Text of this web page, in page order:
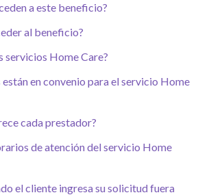
a este beneficio?
al beneficio?
servicios Home Care?
en convenio para el servicio Home
cada prestador?
de atención del servicio Home
el cliente ingresa su solicitud fuera